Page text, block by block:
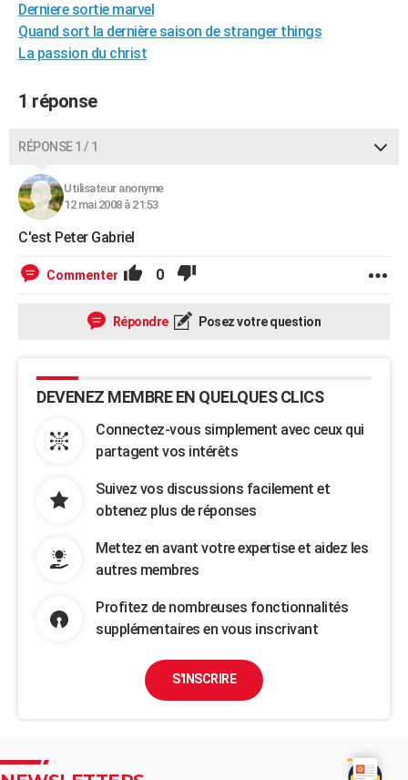
GUIDES D'ACHAT
BONS PLANS
CARTE DE VOEUX
COPAINS D'AVANT
S'inscrire
Se connecter
Lycées
Collèges
Primaires
Universités
Entreprises
Service militaire
Avis de recherche
AVIS DE DÉCÈS
FORUM
Derniere sortie marvel
Quand sort la dernière saison de stranger things
La passion du christ
1 réponse
RÉPONSE 1 / 1
Utilisateur anonyme
12 mai 2008 à 21:53
C'est Peter Gabriel
Commenter 0
Répondre Posez votre question
DEVENEZ MEMBRE EN QUELQUES CLICS
Connectez-vous simplement avec ceux qui
partagent vos intérêts
Suivez vos discussions facilement et
obtenez plus de réponses
Mettez en avant votre expertise et aidez les
autres membres
Profitez de nombreuses fonctionnalités
supplémentaires en vous inscrivant
S'INSCRIRE